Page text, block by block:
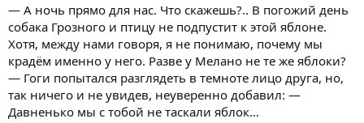
— А ночь прямо для нас. Что скажешь?.. В погожий день
собака Грозного и птицу не подпустит к этой яблоне.
Хотя, между нами говоря, я не понимаю, почему мы
крадём именно у него. Разве у Мелано не те же яблоки?
— Гоги попытался разглядеть в темноте лицо друга, но,
так ничего и не увидев, неуверенно добавил: —
Давненько мы с тобой не таскали яблок…